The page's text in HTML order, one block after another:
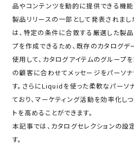
品やコンテンツを動的に提供できる機
製品リリースの一部として発表されまし
は、特定の条件に合致する厳選した製
プを作成できるため、既存のカタログデ
使用して、カタログアイテムのグループ
の顧客に合わせてメッセージをパーソ
す。さらにLiquidを使った柔軟なパーソ
ており、マーケティング活動を効率化し
トを高めることができます。
本記事では、カタログセレクションの設
す。